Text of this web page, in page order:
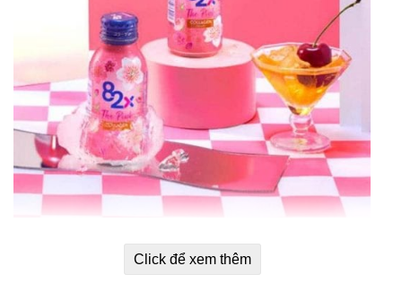
Lợi ích tuyệt vời từ Collagen nước 82X The
Click để xem thêm